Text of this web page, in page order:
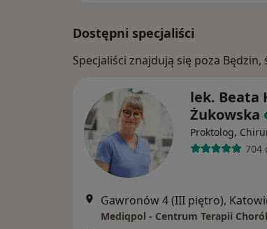
Dostępni specjaliści
Specjaliści znajdują się poza
lek. Beata
Żukowska
Proktolog,
704
Gawronów 4 (III piętro),